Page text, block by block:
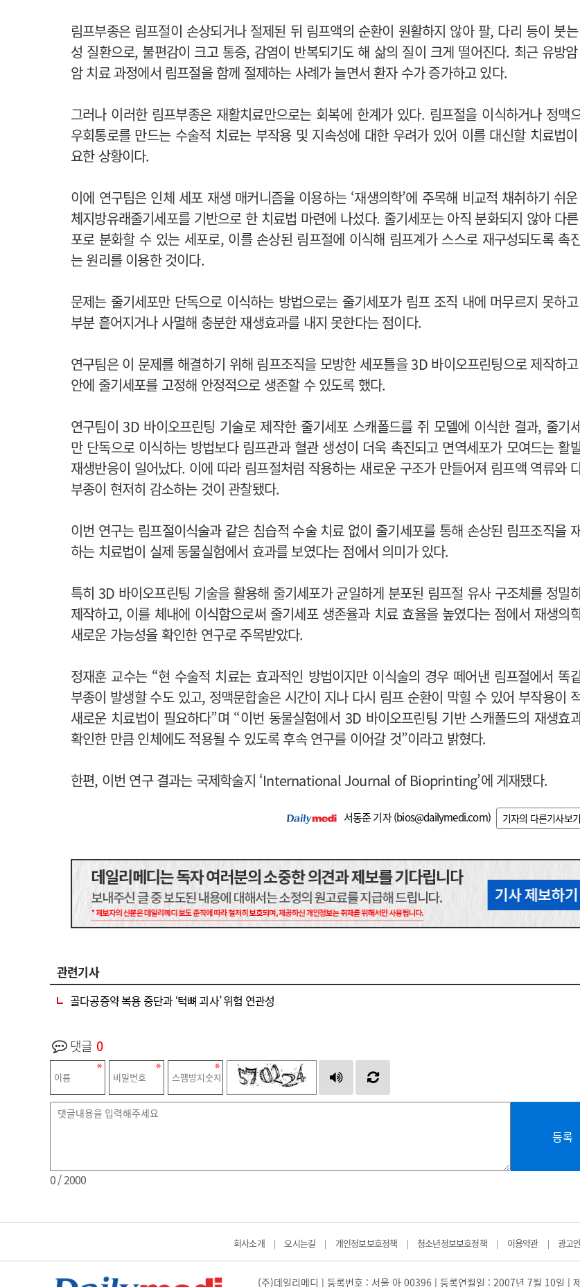
림프부종은 림프절이 손상되거나 절제된 뒤 림프액의 순환이 원활하지 않아 팔, 다리 등이 붓
성 질환으로, 불편감이 크고 통증, 감염이 반복되기도 해 삶의 질이 크게 떨어진다. 최근 유방
암 치료 과정에서 림프절을 함께 절제하는 사례가 늘면서 환자 수가 증가하고 있다.
그러나 이러한 림프부종은 재활치료만으로는 회복에 한계가 있다. 림프절을 이식하거나 정맥
우회통로를 만드는 수술적 치료는 부작용 및 지속성에 대한 우려가 있어 이를 대신할 치료법
요한 상황이다.
이에 연구팀은 인체 세포 재생 매커니즘을 이용하는 ‘재생의학’에 주목해 비교적 채취하기 쉬
체지방유래줄기세포를 기반으로 한 치료법 마련에 나섰다. 줄기세포는 아직 분화되지 않아 다
포로 분화할 수 있는 세포로, 이를 손상된 림프절에 이식해 림프계가 스스로 재구성되도록 촉
는 원리를 이용한 것이다.
문제는 줄기세포만 단독으로 이식하는 방법으로는 줄기세포가 림프 조직 내에 머무르지 못하
부분 흩어지거나 사멸해 충분한 재생효과를 내지 못한다는 점이다.
연구팀은 이 문제를 해결하기 위해 림프조직을 모방한 세포틀을 3D 바이오프린팅으로 제작하
안에 줄기세포를 고정해 안정적으로 생존할 수 있도록 했다.
연구팀이 3D 바이오프린팅 기술로 제작한 줄기세포 스캐폴드를 쥐 모델에 이식한 결과, 줄기
만 단독으로 이식하는 방법보다 림프관과 혈관 생성이 더욱 촉진되고 면역세포가 모여드는 활
재생반응이 일어났다. 이에 따라 림프절처럼 작용하는 새로운 구조가 만들어져 림프액 역류와
부종이 현저히 감소하는 것이 관찰됐다.
이번 연구는 림프절이식술과 같은 침습적 수술 치료 없이 줄기세포를 통해 손상된 림프조직을
하는 치료법이 실제 동물실험에서 효과를 보였다는 점에서 의미가 있다.
특히 3D 바이오프린팅 기술을 활용해 줄기세포가 균일하게 분포된 림프절 유사 구조체를 정밀
제작하고, 이를 체내에 이식함으로써 줄기세포 생존율과 치료 효율을 높였다는 점에서 재생의
새로운 가능성을 확인한 연구로 주목받았다.
정재훈 교수는 “현 수술적 치료는 효과적인 방법이지만 이식술의 경우 떼어낸 림프절에서 똑
부종이 발생할 수도 있고, 정맥문합술은 시간이 지나 다시 림프 순환이 막힐 수 있어 부작용이
새로운 치료법이 필요하다”며 “이번 동물실험에서 3D 바이오프린팅 기반 스캐폴드의 재생효
확인한 만큼 인체에도 적용될 수 있도록 후속 연구를 이어갈 것”이라고 밝혔다.
한편, 이번 연구 결과는 국제학술지 ‘International Journal of Bioprinting’에 게재됐다.
서동준 기자 (bios@dailymedi.com) 기자의 다른기사보기
관련기사
골다공증약 복용 중단과 ‘턱뼈 괴사’ 위험 연관성
댓글 0
등록
0/ 2000
회사소개 | 오시는길 | 개인정보보호정책 | 청소년정보보호정책 | 이용약관 | 광고
(주)데일리메디 | 등록번호 : 서울 아 00396 | 등록연월일 : 2007년 7월 10일 |